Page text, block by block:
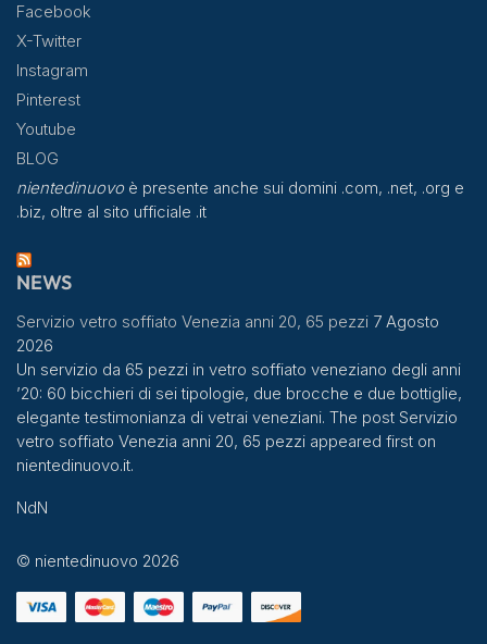
Facebook
X-Twitter
Instagram
Pinterest
Youtube
BLOG
nientedinuovoè presente anche sui domini .com, .net, .org e
.biz, oltre al sito ufficiale .it
NEWS
Servizio vetro soffiato Venezia anni 20, 65 pezzi 7 Agosto
2026
Un servizio da 65 pezzi in vetro soffiato veneziano degli anni
’20: 60 bicchieri di sei tipologie, due brocche e due bottiglie,
elegante testimonianza di vetrai veneziani. The post Servizio
vetro soffiato Venezia anni 20, 65 pezzi appeared first on
nientedinuovo.it.
NdN
© nientedinuovo 2026